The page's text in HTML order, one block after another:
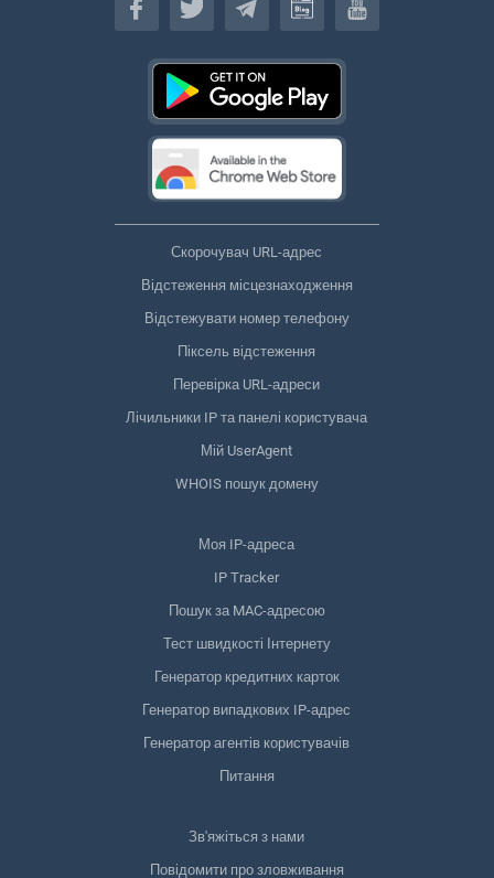
Скорочувач URL-адрес
Відстеження місцезнаходження
Відстежувати номер телефону
Піксель відстеження
Перевірка URL-адреси
Лічильники IP та панелі користувача
Мій UserAgent
WHOIS пошук домену
Моя IP-адреса
IP Tracker
Пошук за MAC-адресою
Тест швидкості Інтернету
Генератор кредитних карток
Генератор випадкових IP-адрес
Генератор агентів користувачів
Питання
Зв'яжіться з нами
Повідомити про зловживання